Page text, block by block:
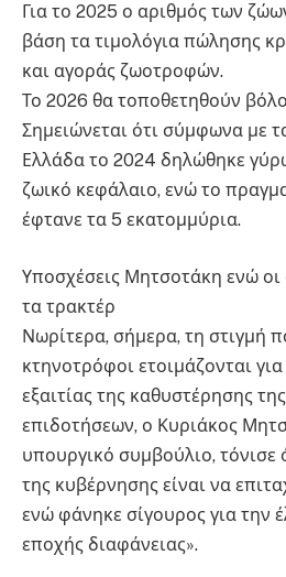
Για το 2025 ο αριθμός των
βάση τα τιμολόγια πώλησης
και αγοράς ζωοτροφών.
Το 2026 θα τοποθετηθούν
Σημειώνεται ότι σύμφωνα με
Ελλάδα το 2024 δηλώθηκε
ζωικό κεφάλαιο, ενώ το
έφτανε τα 5 εκατομμύρια.
Υποσχέσεις Μητσοτάκη ενώ οι
τα τρακτέρ
Νωρίτερα, σήμερα, τη στιγμή
κτηνοτρόφοι ετοιμάζονται
εξαιτίας της καθυστέρησης
επιδοτήσεων, ο Κυριάκος
υπουργικό συμβούλιο, τόνισε
της κυβέρνησης είναι να
ενώ φάνηκε σίγουρος για την
εποχής διαφάνειας».